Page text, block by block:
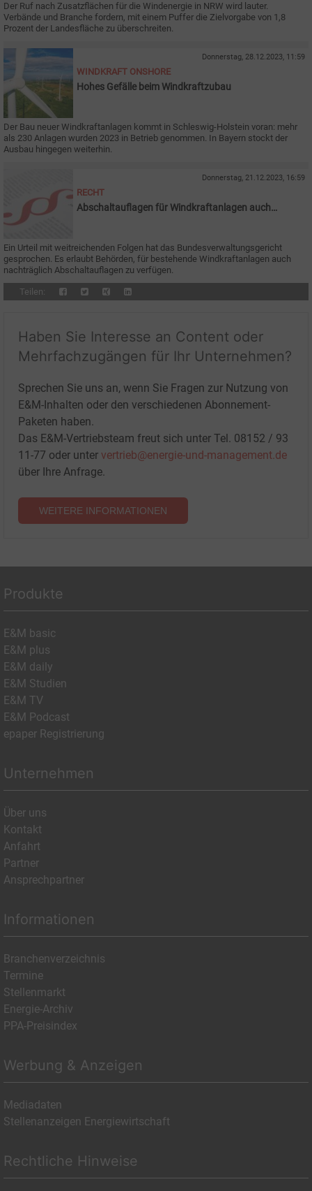
Der Ruf nach Zusatzflächen für die Windenergie in NRW wird lauter.
Verbände und Branche fordern, mit einem Puffer die Zielvorgabe von 1,8
Prozent der Landesfläche zu überschreiten.
Donnerstag, 28.12.2023, 11:59
WINDKRAFT ONSHORE
Hohes Gefälle beim Windkraftzubau
Der Bau neuer Windkraftanlagen kommt in Schleswig-Holstein voran: mehr
als 230 Anlagen wurden 2023 in Betrieb genommen. In Bayern stockt der
Ausbau hingegen weiterhin.
Donnerstag, 21.12.2023, 16:59
RECHT
Abschaltauflagen für Windkraftanlagen auch
Ein Urteil mit weitreichenden Folgen hat das Bundesverwaltungsgericht
gesprochen. Es erlaubt Behörden, für bestehende Windkraftanlagen auch
nachträglich Abschaltauflagen zu verfügen.
Teilen:
Haben Sie Interesse an Content oder
Mehrfachzugängen für Ihr Unternehmen?
Sprechen Sie uns an, wenn Sie Fragen zur Nutzung von
E&M-Inhalten oder den verschiedenen Abonnement-
Paketen haben.
Das E&M-Vertriebsteam freut sich unter Tel. 08152 / 93
11-77 oder unter vertrieb@energie-und-management.de
über Ihre Anfrage.
WEITERE INFORMATIONEN
Produkte
E&M basic
E&M plus
E&M daily
E&M Studien
E&M TV
E&M Podcast
epaper Registrierung
Unternehmen
Über uns
Kontakt
Anfahrt
Partner
Ansprechpartner
Informationen
Branchenverzeichnis
Termine
Stellenmarkt
Energie-Archiv
PPA-Preisindex
Werbung & Anzeigen
Mediadaten
Stellenanzeigen Energiewirtschaft
Rechtliche Hinweise